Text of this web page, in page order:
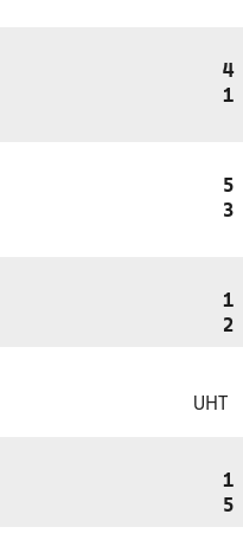
4
1
5
3
1
2
UHT
1
5